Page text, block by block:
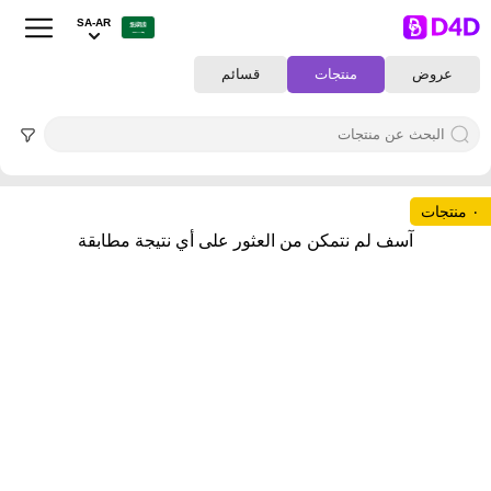
عروض منتجات قسائم
SA-AR
٠ منتجات
آسف لم نتمكن من العثور على أي نتيجة مطابقة